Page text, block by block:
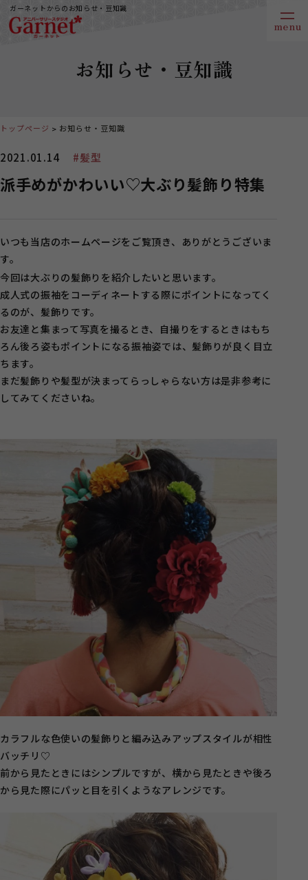
ガーネットからのお知らせ・豆知識
お知らせ・豆知識
2021.01.14 #髪型
派手めがかわいい♡大ぶり髪飾り特集
いつも当店のホームページをご覧頂き、ありがとうございま
す。
今回は大ぶりの髪飾りを紹介したいと思います。
成人式の振袖をコーディネートする際にポイントになってく
るのが、髪飾りです。
お友達と集まって写真を撮るとき、自撮りをするときはもち
ろん後ろ姿もポイントになる振袖姿では、髪飾りが良く目立
ちます。
まだ髪飾りや髪型が決まってらっしゃらない方は是非参考に
してみてくださいね。
カラフルな色使いの髪飾りと編み込みアップスタイルが相性
バッチリ♡
前から見たときにはシンプルですが、横から見たときや後ろ
から見た際にパッと目を引くようなアレンジです。
トップページ お知らせ・豆知識